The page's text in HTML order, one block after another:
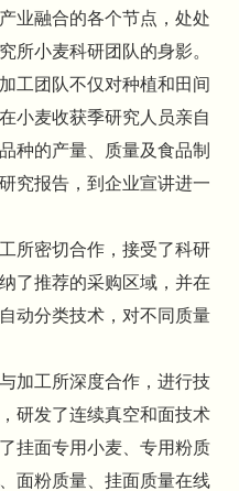
业融合的各个节点，处处
所小麦科研团队的身影。
工团队不仅对种植和田间
小麦收获季研究人员亲自
种的产量、质量及食品制
究报告，到企业宣讲进一
所密切合作，接受了科研
了推荐的采购区域，并在
动分类技术，对不同质量
加工所深度合作，进行技
研发了连续真空和面技术
挂面专用小麦、专用粉质
面粉质量、挂面质量在线